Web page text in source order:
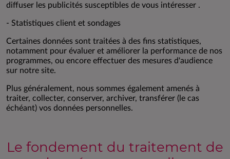
diffuser les publicités susceptibles de vous intéresser .
- Statistiques client et sondages
Certaines données sont traitées à des fins statistiques,
notamment pour évaluer et améliorer la performance de nos
programmes, ou encore effectuer des mesures d'audience
sur notre site.
Plus généralement, nous sommes également amenés à
traiter, collecter, conserver, archiver, transférer (le cas
échéant) vos données personnelles.
Le fondement du traitement de